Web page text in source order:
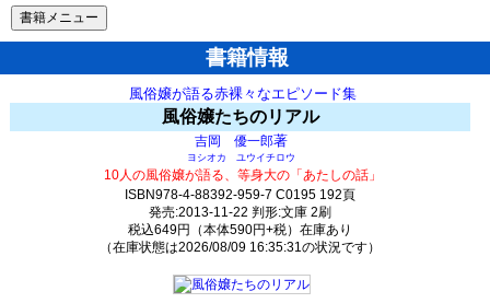
書籍情報
風俗嬢が語る赤裸々なエピソード集
風俗嬢たちのリアル
吉岡 優一郎著
ヨシオカ ユウイチロウ
10人の風俗嬢が語る、等身大の「あたしの話」
ISBN978-4-88392-959-7 C0195 192頁
発売:2013-11-22 判形:文庫 2刷
税込649円（本体590円+税）在庫あり
（在庫状態は2026/08/09 16:35:31の状況です）